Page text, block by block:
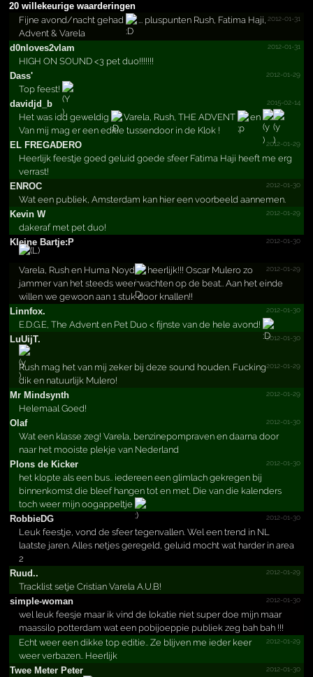
20 willekeurige waarderingen
2012-01-31
Fijne avond/nacht gehad
... pluspunten Rush, Fatima Haji,
Advent & Varela
d0nlov­es2vla­m
2012-01-31
HIGH ON SOUND <3 pet duo!!!!!!!
Dass'
2012-01-29
Top feest!
davidjd_b
2015-02-14
Het was idd geweldig Varela, Rush, THE ADVENT
en
Van mij mag er een editie tussendoor in de Klok !
EL FREGADERO
2012-01-29
Heerlijk feestje goed geluid goede sfeer Fatima Haji heeft me erg
verrast!
ENROC
2012-01-30
Wat een publiek, Amsterdam kan hier een voorbeeld aannemen.
Kevin W
2012-01-29
dakeraf met pet duo!
Kleine Bartje:P
2012-01-30
2012-01-29
Varela, Rush en Huma Noyd
heerlijk!!! Oscar Mulero zo
jammer van het steeds weer wachten op de beat.. Aan het einde
willen we gewoon aan 1 stuk door knallen!!
Linnfox.
2012-01-30
E.D.G.E, The Advent en Pet Duo < fijnste van de hele avond!
LuUijT.
2012-01-30
2012-01-29
Rush mag het van mij zeker bij deze sound houden. Fucking
dik en natuurlijk Mulero!
Mr Mindsynth
2012-01-29
Helemaal Goed!
Olaf
2012-01-30
Wat een klasse zeg! Varela, benzinepompraven en daarna door
naar het mooiste plekje van Nederland
Plons de Kicker
2012-01-30
het klopte als een bus.. iedereen een glimlach gekregen bij
binnenkomst die bleef hangen tot en met. Die van die kalenders
toch weer mijn oogappeltje
RobbieDG
2012-01-30
Leuk feestje, vond de sfeer tegenvallen. Wel een trend in NL
laatste jaren. Alles netjes geregeld, geluid mocht wat harder in area
2
Ruud..
2012-01-29
Tracklist setje Cristian Varela A.U.B!
simple-woman
2012-01-30
wel leuk feesje maar ik vind de lokatie niet super doe mijn maar
maassilo potterdam wat een pobijoeppie publiek zeg bah bah !!!
2012-01-29
Echt weer een dikke top editie.. Ze blijven me ieder keer
weer verbazen.. Heerlijk
Twee Meter Peter
2012-01-30